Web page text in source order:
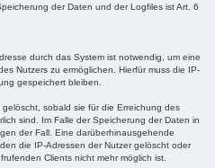
der Daten und der Logfiles ist Art. 6
durch das System ist notwendig, um eine
Nutzers zu ermöglichen. Hierfür muss die IP-
gespeichert bleiben.
gelöscht, sobald sie für die Erreichung des
sind. Im Falle der Speicherung der Daten in
der Fall. Eine darüberhinausgehende
die IP-Adressen der Nutzer gelöscht oder
Clients nicht mehr möglich ist.